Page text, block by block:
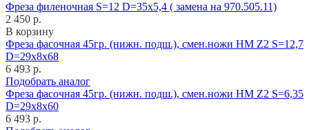
Фреза филеночная S=12 D=35x5,4 ( замена на 970.505.11)
2 450 р.
В корзину
Фреза фасочная 45гр. (нижн. подш.), смен.ножи HM Z2 S=12,7
D=29x8x68
6 493 р.
Подобрать аналог
Фреза фасочная 45гр. (нижн. подш.), смен.ножи HM Z2 S=6,35
D=29x8x60
6 493 р.